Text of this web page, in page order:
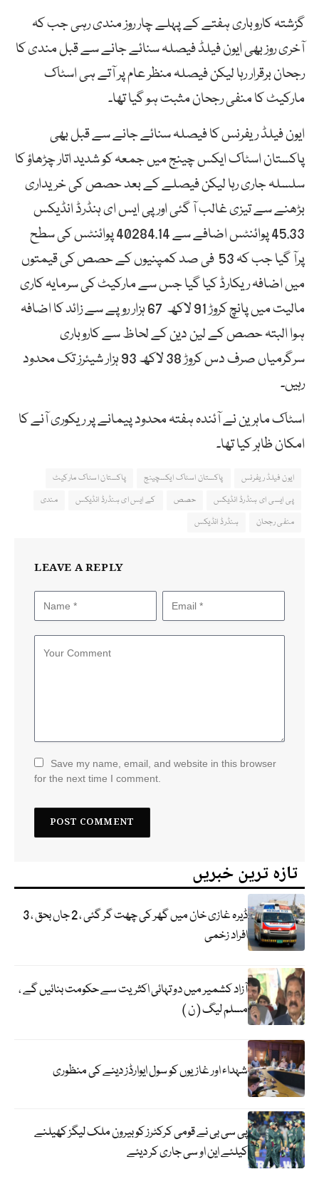
گزشتہ کاروباری ہفتے کے پہلے چار روز مندی رہی جب کہ
آخری روز بھی ایون فیلڈ فیصلہ سنائے جانے سے قبل مندی کا
رجحان برقرار رہا لیکن فیصلہ منظر عام پر آتے ہی اسٹاک
مارکیٹ کا منفی رجحان مثبت ہو گیا تھا۔
ایون فیلڈ ریفرنس کا فیصلہ سنائے جانے سے قبل بھی
پاکستان اسٹاک ایکس چینج میں جمعہ کو شدید اتار چڑھاؤ کا
سلسلہ جاری رہا لیکن فیصلے کے بعد حصص کی خریداری
بڑھنے سے تیزی غالب آ گئی اور پی ایس ای ہنڈرڈ انڈیکس
45.33 پوائنٹس اضافے سے 40284.14 پوائنٹس کی سطح
پرآ گیا جب کہ 53 فی صد کمپنیوں کے حصص کی قیمتوں
میں اضافہ ریکارڈ کیا گیا جس سے مارکیٹ کی سرمایہ کاری
مالیت میں پانچ کروڑ 91 لاکھ 67 ہزار روپے سے زائد کا اضافہ
ہوا البتہ حصص کے لین دین کے لحاظ سے کاروباری
سرگرمیاں صرف دس کروڑ 38 لاکھ 93 ہزار شیئرز تک محدود
رہیں۔
اسٹاک ماہرین نے آئندہ ہفتہ محدود پیمانے پر ریکوری آنے کا
امکان ظاہر کیا تھا۔
ایون فیلڈ ریفرنس پاکستان اسٹاک ایکسچینج
پاکستان اسٹاک مارکیٹ
پی ایسی ای ہنڈرڈ انڈیکس
حصص کے ایس ای ہنڈرڈ انڈیکس
مندی
منفی رجحان
ہنڈرڈ انڈیکس
LEAVE A REPLY
Save my name, email, and website in this browser
for the next time I comment.
تازہ ترین خبریں
ڈیرہ غازی خان میں گھر کی چھت گر گئی ، 2 جاں بحق ، 3
افراد زخمی
آزاد کشمیر میں دو تہائی اکثریت سے حکومت بنائیں گے ،
مسلم لیگ ( ن )
شہداء اور غازیوں کو سول ایوارڈز دینے کی منظوری
پی سی بی نے قومی کرکٹرز کو بیرون ملک لیگز کھیلنے
کیلئے این او سی جاری کر دیئے